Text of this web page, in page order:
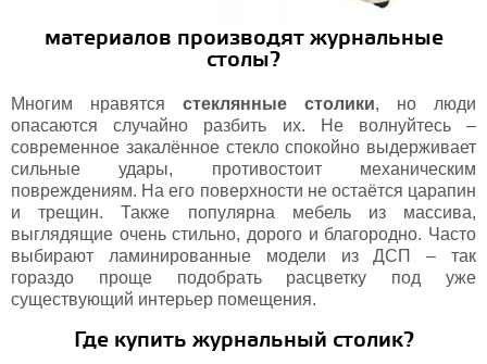
материалов производят журнальные
столы?
Многим нравятся стеклянные столики, но люди
опасаются случайно разбить их. Не волнуйтесь –
современное закалённое стекло спокойно выдерживает
сильные удары, противостоит механическим
повреждениям. На его поверхности не остаётся царапин
и трещин. Также популярна мебель из массива,
выглядящие очень стильно, дорого и благородно. Часто
выбирают ламинированные модели из ДСП – так
гораздо проще подобрать расцветку под уже
существующий интерьер помещения.
Где купить журнальный столик?